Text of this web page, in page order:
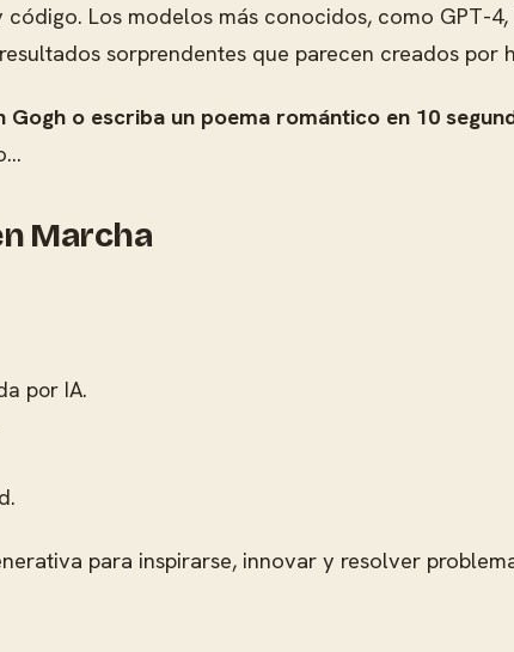
Los modelos más conocidos, como GPT-4,
sorprendentes que parecen creados por
o escriba un poema romántico en 10
Marcha
por IA.
para inspirarse, innovar y resolver